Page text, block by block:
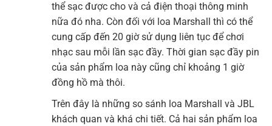
thể sạc được cho và cả điện thoại thông minh
nữa đó nha. Còn đối với loa Marshall thì có thể
cung cấp đến 20 giờ sử dụng liên tục để chơi
nhạc sau mỗi lần sạc đầy. Thời gian sạc đầy pin
của sản phẩm loa này cũng chỉ khoảng 1 giờ
đồng hồ mà thôi.
Trên đây là những so sánh loa Marshall và JBL
khách quan và khá chi tiết. Cả hai sản phẩm loa